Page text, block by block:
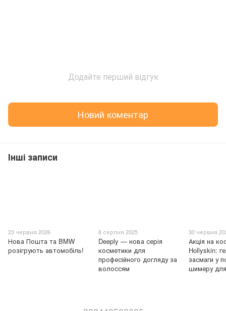
Додайте перший відгук
Новий коментар
Інші записи
23 червня 2026
Нова Пошта та BMW
розігрують автомобіль!
8 серпня 2025
Deeply — нова серія
косметики для
професійного догляду за
волоссям
30 червня
Акція на
Hollyskin:
засмаги у
шимеру